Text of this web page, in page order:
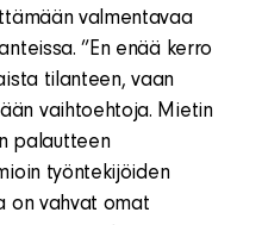
valmentavaa
”En enää kerro
tilanteen, vaan
vaihtoehtoja. Mietin
palautteen
työntekijöiden
on vahvat omat